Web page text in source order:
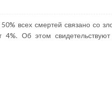
всех смертей связано со
4%. Об этом